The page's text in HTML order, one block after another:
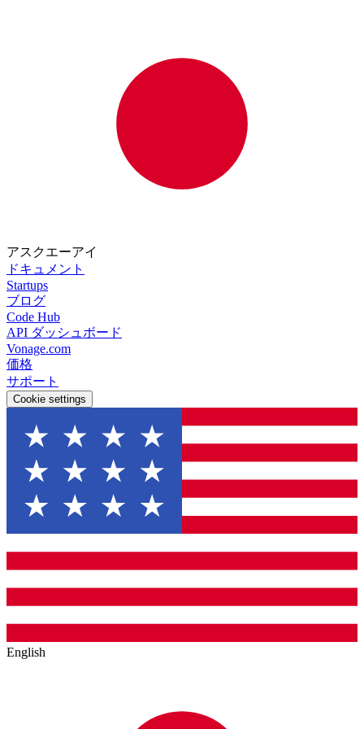
アスクエーアイ
ドキュメント
Startups
ブログ
Code Hub
API ダッシュボード
Vonage.com
価格
サポート
Cookie settings
English